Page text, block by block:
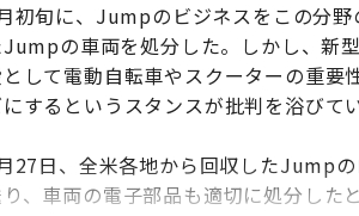
初旬に、Jumpのビジネスをこの分
の車両を処分した。しかし、新
して電動自転車やスクーターの重
するというスタンスが批判を浴びてい
27日、全米各地から回収したJump
、車両の電子部品も適切に処分した